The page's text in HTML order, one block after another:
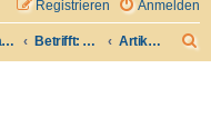
Anmelden
Registrieren
Außerhalb Galliens Betrifft: Comedix.de Artikel für die Comedix-Bibliothek